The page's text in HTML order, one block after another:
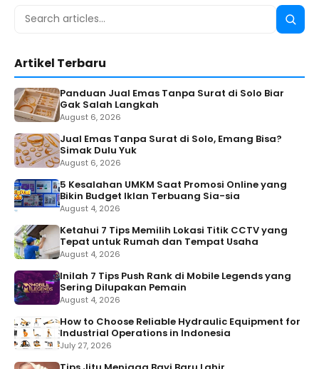
Search
Search
Artikel Terbaru
Panduan Jual Emas Tanpa Surat di Solo Biar
Gak Salah Langkah
August 6, 2026
Jual Emas Tanpa Surat di Solo, Emang Bisa?
Simak Dulu Yuk
August 6, 2026
5 Kesalahan UMKM Saat Promosi Online yang
Bikin Budget Iklan Terbuang Sia-sia
August 4, 2026
Ketahui 7 Tips Memilih Lokasi Titik CCTV yang
Tepat untuk Rumah dan Tempat Usaha
August 4, 2026
Inilah 7 Tips Push Rank di Mobile Legends yang
Sering Dilupakan Pemain
August 4, 2026
How to Choose Reliable Hydraulic Equipment for
Industrial Operations in Indonesia
July 27, 2026